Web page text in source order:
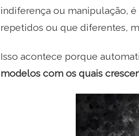
indiferença ou manipulação,
repetidos ou que diferentes,
Isso acontece porque
modelos com os quais